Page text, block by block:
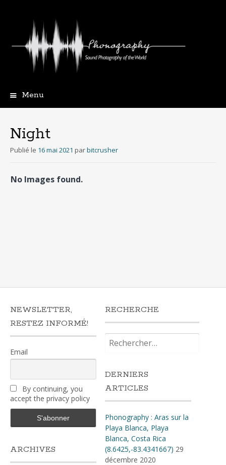
Menu
principal
Night
Publié le 16 mai 2021 parbitcrusher
No Images found.
NEWSLETTER,
RESTEZ INFORMÉ!
Email
By continuing, you
accept the privacy policy
ARCHIVES
RECHERCHE
DERNIERS
ARTICLES
Phonography : Aras sur la
Playa Blanca, Playa
Blanca, Costa Rica
(8.6425,-83.4341667) 29
décembre 2020